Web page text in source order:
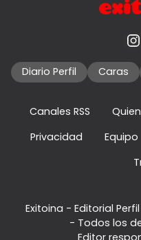
Diario Perfil Caras
Canales RSS
Privacidad
Equipo
Exitoina - Editorial Perfil
- Todos los